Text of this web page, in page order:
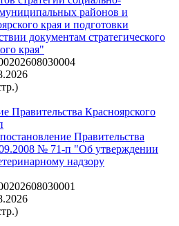
районов и
края и подготовки
документам стратегического
края"
Правительства Красноярского
Правительства
№ 71-п "Об утверждении
надзору